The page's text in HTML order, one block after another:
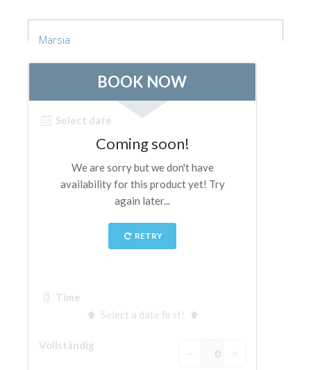
DEUTSCH
ESPAÑOL
Marsia